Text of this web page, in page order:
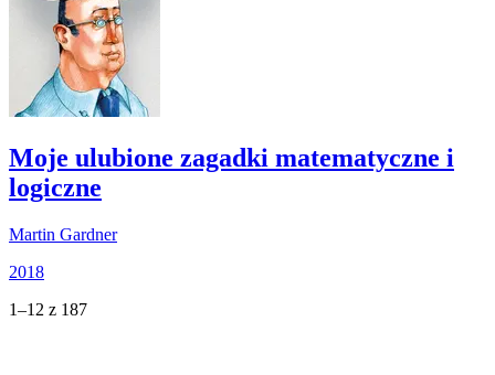
Moje ulubione zagadki matematyczne i
logiczne
Martin Gardner
2018
1–12 z 187